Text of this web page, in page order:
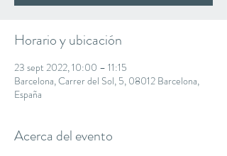
Horario y ubicación
23 sept 2022, 10:00 – 11:15
Barcelona, Carrer del Sol, 5, 08012 Barcelona,
España
Acerca del evento